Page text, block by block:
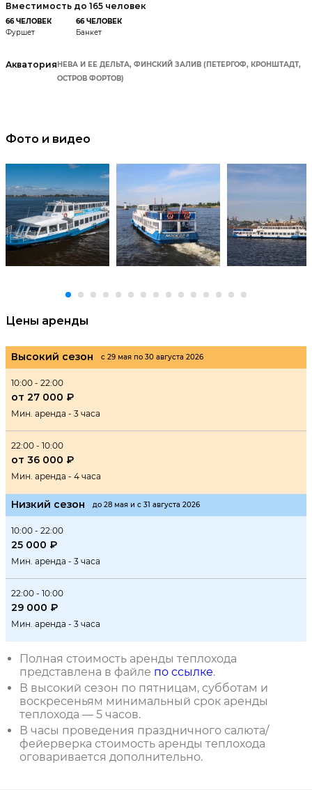
Вместимость до 165 человек
66 ЧЕЛОВЕК
Фуршет
66 ЧЕЛОВЕК
Банкет
АкваторияНЕВА И ЕЕ ДЕЛЬТА, ФИНСКИЙ ЗАЛИВ (ПЕТЕРГОФ, КРОНШТАДТ,
ОСТРОВ ФОРТОВ)
Фото и видео
Цены аренды
Низкий сезон до 28 мая и с 31 августа 2026
10:00 - 22:00
25 000 ₽
Мин. аренда - 3 часа
22:00 - 10:00
29 000 ₽
Мин. аренда - 3 часа
Высокий сезон с 29 мая по 30 августа 2026
10:00 - 22:00
от 27 000 ₽
Мин. аренда - 3 часа
22:00 - 10:00
от 36 000 ₽
Мин. аренда - 4 часа
Полная стоимость аренды теплохода
представлена в файле по ссылке.
В высокий сезон по пятницам, субботам и
воскресеньям минимальный срок аренды
теплохода ― 5 часов.
В часы проведения праздничного салюта/
фейерверка стоимость аренды теплохода
оговаривается дополнительно.